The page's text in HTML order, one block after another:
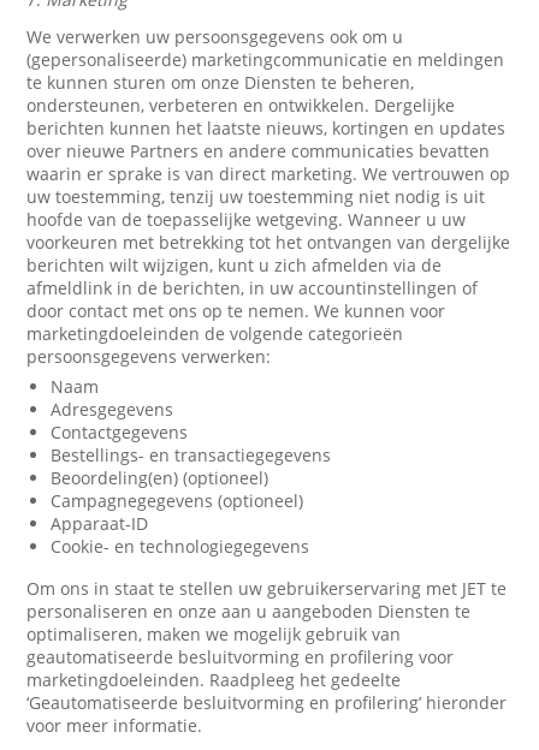
We verwerken uw persoonsgegevens ook om u
(gepersonaliseerde) marketingcommunicatie en meldingen
te kunnen sturen om onze Diensten te beheren,
ondersteunen, verbeteren en ontwikkelen. Dergelijke
berichten kunnen het laatste nieuws, kortingen en updates
over nieuwe Partners en andere communicaties bevatten
waarin er sprake is van direct marketing. We vertrouwen op
uw toestemming, tenzij uw toestemming niet nodig is uit
hoofde van de toepasselijke wetgeving. Wanneer u uw
voorkeuren met betrekking tot het ontvangen van dergelijke
berichten wilt wijzigen, kunt u zich afmelden via de
afmeldlink in de berichten, in uw accountinstellingen of
door contact met ons op te nemen. We kunnen voor
marketingdoeleinden de volgende categorieën
persoonsgegevens verwerken:
Naam
Adresgegevens
Contactgegevens
Bestellings- en transactiegegevens
Beoordeling(en) (optioneel)
Campagnegegevens (optioneel)
Apparaat-ID
Cookie- en technologiegegevens
Om ons in staat te stellen uw gebruikerservaring met JET te
personaliseren en onze aan u aangeboden Diensten te
optimaliseren, maken we mogelijk gebruik van
geautomatiseerde besluitvorming en profilering voor
marketingdoeleinden. Raadpleeg het gedeelte
‘Geautomatiseerde besluitvorming en profilering’ hieronder
voor meer informatie.